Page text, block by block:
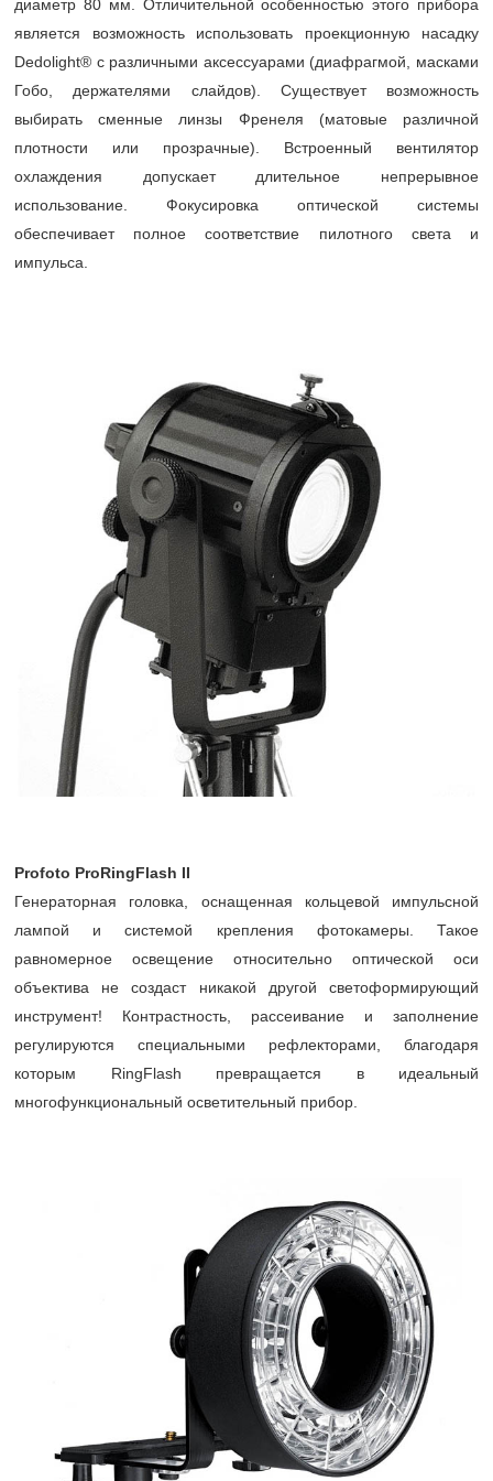
диаметр 80 мм. Отличительной особенностью этого прибора
является возможность использовать проекционную насадку
Dedolight® с различными аксессуарами (диафрагмой, масками
Гобо, держателями слайдов). Существует возможность
выбирать сменные линзы Френеля (матовые различной
плотности или прозрачные). Встроенный вентилятор
охлаждения допускает длительное непрерывное
использование. Фокусировка оптической системы
обеспечивает полное соответствие пилотного света и
импульса.
Profoto ProRingFlash II
Генераторная головка, оснащенная кольцевой импульсной
лампой и системой крепления фотокамеры. Такое
равномерное освещение относительно оптической оси
объектива не создаст никакой другой светоформирующий
инструмент! Контрастность, рассеивание и заполнение
регулируются специальными рефлекторами, благодаря
которым RingFlash превращается в идеальный
многофункциональный осветительный прибор.